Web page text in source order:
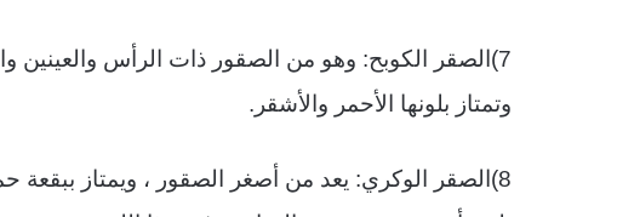
7)الصقر الكوبح: وهو من الصقور ذات الرأس والعينين
وتمتاز بلونها الأحمر والأشقر.
8)الصقر الوكري: يعد من أصغر الصقور ، ويمتاز